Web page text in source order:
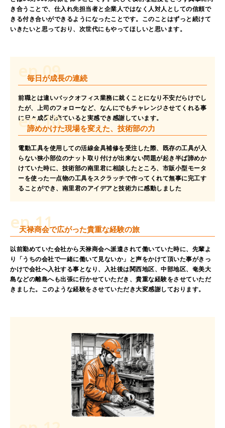
き合うことで、仕入れ先担当者と企業人ではなく人対人としての信頼で
きる付き合いができるようになったことです。このことはずっと続けて
いきたいと思っており、次世代にもやってほしいと思います。
ep.09
毎日が成長の連続
前職とは違いバックオフィス業務に就くことになり不安だらけでし
たが、上司のフォローなど、なんにでもチャレンジさせてくれる事
に日々成長出来ていると実感でき感謝しています。
ep.10
諦めかけた現場を変えた、技術部の力
電動工具を使用しての活線金具補修を受注した際、既存の工具が入
らない狭小部位のナット取り付けが出来ない問題が起き半ば諦めか
けていた時に、技術部の南里君に相談したところ、市販小型モータ
ーを使った一点物の工具をスクラッチで作ってくれて無事に完工す
ることができ、南里君のアイデアと技術力に感動しました
ep.11
天禄商会で広がった貴重な経験の旅
以前勤めていた会社から天禄商会へ派遣されて働いていた時に、先輩よ
り「うちの会社で一緒に働いて見ないか」と声をかけて頂いた事がきっ
かけで会社へ入社する事となり、入社後は関西地区、中部地区、奄美大
島などの離島へも出張に行かせていただき、貴重な経験をさせていただ
きました。このような経験をさせていただき大変感謝しております。